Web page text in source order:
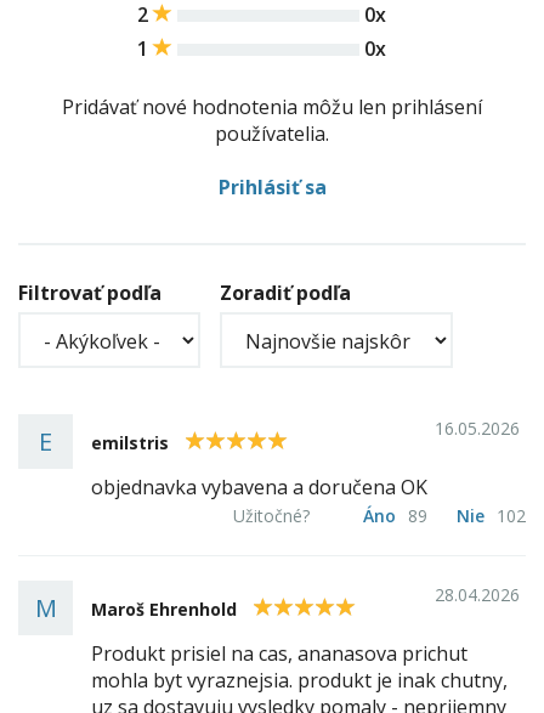
2
0x
1
0x
Pridávať nové hodnotenia môžu len prihlásení
používatelia.
Prihlásiť sa
Filtrovať podľa Zoradiť podľa
E emilstris 5
16.05.2026
objednavka vybavena a doručena OK
Užitočné? Áno 89 Nie 102
M Maroš Ehrenhold 5
28.04.2026
Produkt prisiel na cas, ananasova prichut
mohla byt vyraznejsia. produkt je inak chutny,
uz sa dostavuju vysledky pomaly - neprijemny